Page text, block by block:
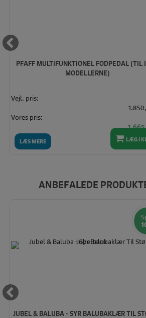
PFAFF MULTIFUNKTIONEL FODPEDAL (TIL
MODELLERNE)
LÆS MERE
Vejl. pris:
Vores pris:
LÆG I
ANBEFALEDE
JUBEL & BALUBA - SYR BALUBAKLÆR TIL